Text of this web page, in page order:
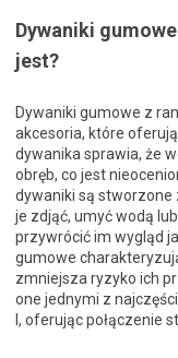
Dywaniki
jest?
Dywaniki gumowe z
akcesoria, które
dywanika sprawia, że
obręb, co jest
dywaniki są stworzone
je zdjąć, umyć wodą
przywrócić im wygląd
gumowe
zmniejsza ryzyko ich
one jednymi z
I, oferując połączenie